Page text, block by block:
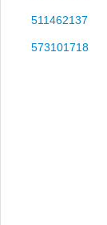
511462137
573101718